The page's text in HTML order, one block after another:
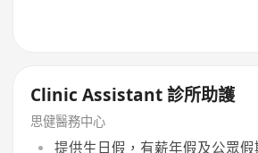
Clinic Assistant 診所助護
思健醫務中心
提供生日假，有薪年假及公眾假